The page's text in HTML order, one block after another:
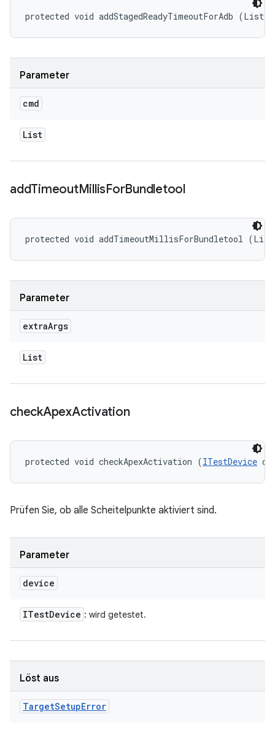
protected void addStagedReadyTimeoutForAdb
Parameter
cmd
List
addTimeoutMillisForBundletool
protected void addTimeoutMillisForBundletool
Parameter
extraArgs
List
checkApexActivation
protected void checkApexActivation (ITestDevice
Prüfen Sie, ob alle Scheitelpunkte aktiviert sind.
Parameter
device
ITestDevice : wird getestet.
Löst aus
TargetSetupError